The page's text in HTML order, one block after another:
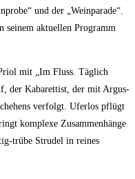
und der „Wein­pa­ra­de“.
sei­nem aktu­el­len Pro­gramm
mit „Im Fluss. Täg­lich
der Kaba­ret­tist, der mit Argus­
ver­folgt. Ufer­los pflügt
kom­ple­xe Zusam­men­hän­ge
trü­be Stru­del in rei­nes